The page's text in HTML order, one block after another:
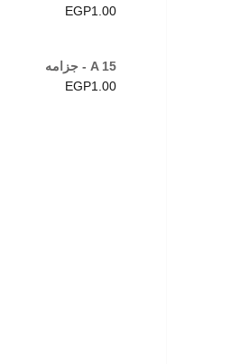
EGP1.00
A 15 - جزامه
EGP1.00